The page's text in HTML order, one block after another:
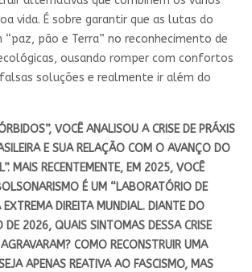
vida. É sobre garantir que as lutas do
“paz, pão e Terra” no reconhecimento de
ousando romper com confortos
soluções e realmente ir além do
VOCÊ ANALISOU A CRISE DE PRÁXIS
E SUA RELAÇÃO COM O AVANÇO DO
MAIS RECENTEMENTE, EM 2025, VOCÊ
É UM “LABORATÓRIO DE
EXTREMA DIREITA MUNDIAL. DIANTE DO
DE 2026, QUAIS SINTOMAS DESSA CRISE
COMO RECONSTRUIR UMA
APENAS REATIVA AO FASCISMO, MAS